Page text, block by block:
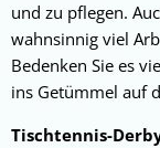
und zu pflegen.
wahnsinnig viel
Bedenken Sie es
ins Getümmel auf
Tischtennis-